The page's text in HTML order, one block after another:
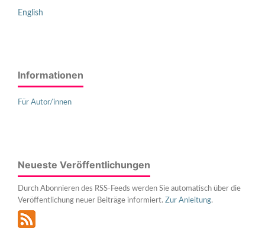
English
Informationen
Für Autor/innen
Neueste Veröffentlichungen
Durch Abonnieren des RSS-Feeds werden Sie automatisch über die
Veröffentlichung neuer Beiträge informiert. Zur Anleitung.